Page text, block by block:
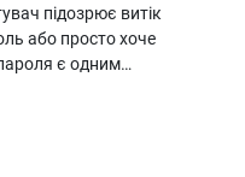
підозрює витік
або просто хоче
є одним…